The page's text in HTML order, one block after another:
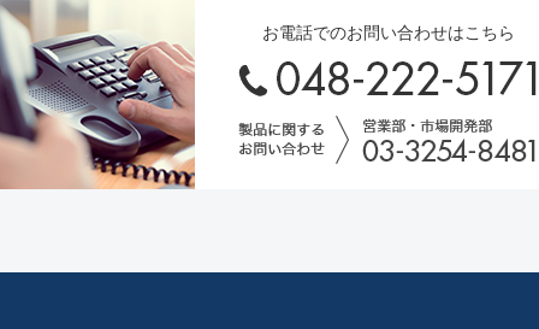
お電話でのお問い合わせはこちら